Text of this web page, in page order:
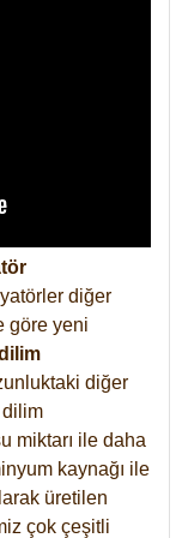
diğer
göre yeni
diğer
dilim
miktarı ile daha
kaynağı ile
üretilen
çok çeşitli